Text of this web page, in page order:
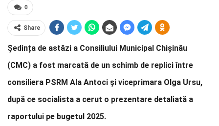
0
Share
Ședința de astăzi a Consiliului Municipal Chișinău
(CMC) a fost marcată de un schimb de replici între
consiliera PSRM Ala Antoci și viceprimara Olga Ursu,
după ce socialista a cerut o prezentare detaliată a
raportului pe bugetul 2025.